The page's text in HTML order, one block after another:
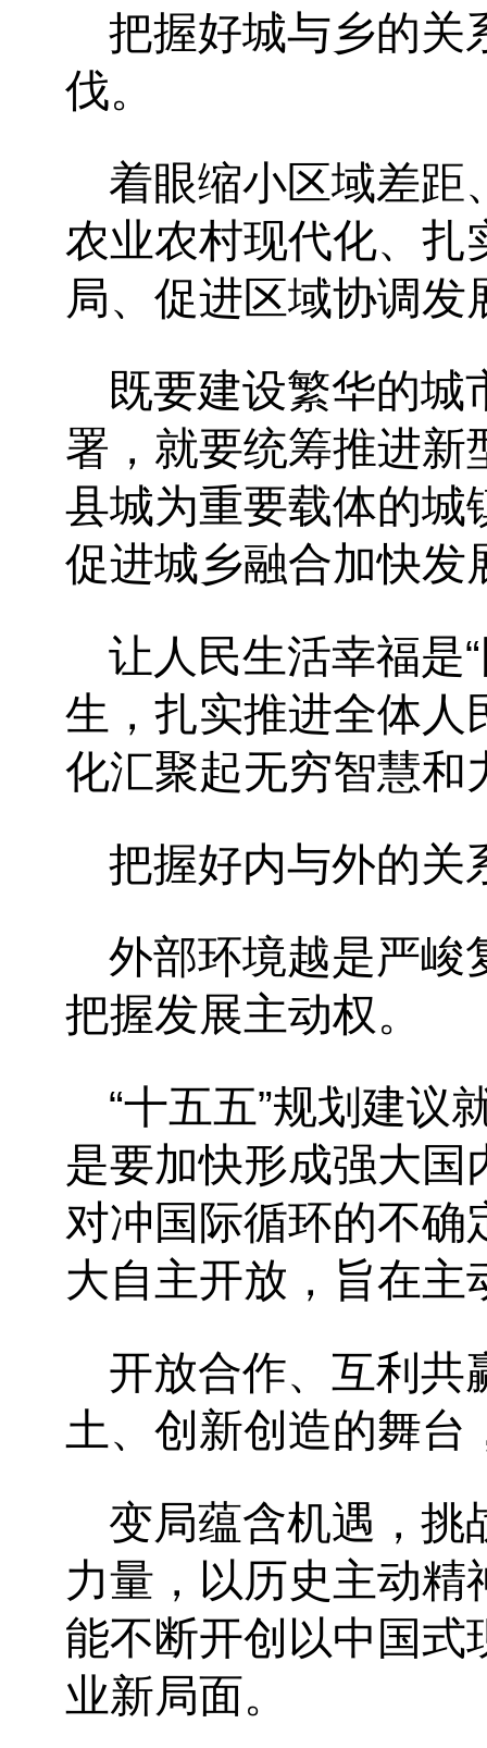
把握好城与乡的关
伐。
着眼缩小区域差距
农业农村现代化、扎
局、促进区域协调
既要建设繁华的城
署，就要统筹推进新
县城为重要载体的城
促进城乡融合加快发
让人民生活幸福是
生，扎实推进全体人
化汇聚起无穷智慧和
把握好内与外的关
外部环境越是严峻
把握发展主动权。
“十五五”规划建议
是要加快形成强大国
对冲国际循环的不确
大自主开放，旨在主
开放合作、互利共
土、创新创造的舞
变局蕴含机遇，挑
力量，以历史主动
能不断开创以中国式
业新局面。